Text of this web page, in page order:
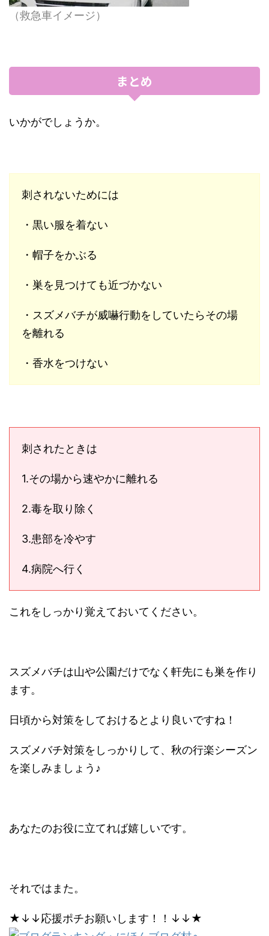
（救急車イメージ）
まとめ
いかがでしょうか。
刺されないためには
・黒い服を着ない
・帽子をかぶる
・巣を見つけても近づかない
・スズメバチが威嚇行動をしていたらその場
を離れる
・香水をつけない
刺されたときは
1.その場から速やかに離れる
2.毒を取り除く
3.患部を冷やす
4.病院へ行く
これをしっかり覚えておいてください。
スズメバチは山や公園だけでなく軒先にも巣を作り
ます。
日頃から対策をしておけるとより良いですね！
スズメバチ対策をしっかりして、秋の行楽シーズン
を楽しみましょう♪
あなたのお役に立てれば嬉しいです。
それではまた。
★↓↓応援ポチお願いします！！↓↓★